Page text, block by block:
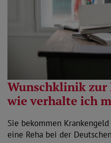
Wunschklinik zur
wie verhalte ich
Sie bekommen
eine Reha bei der